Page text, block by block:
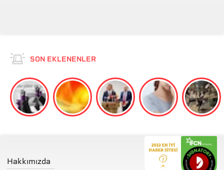
SON EKLENENLER
Hakkımızda